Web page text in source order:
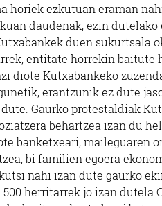
horiek ezkutuan eraman
daudenak, ezin
duen sukurtsala
entitate horrekin
diote Kutxabankeko
erantzunik ez dute
Gaurko protestaldiak
behartzea izan du
banketxeari, maileguaren
bi familien egoera
nahi izan dute gaurko
herritarrek jo izan dutela